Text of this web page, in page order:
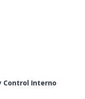
Control Interno